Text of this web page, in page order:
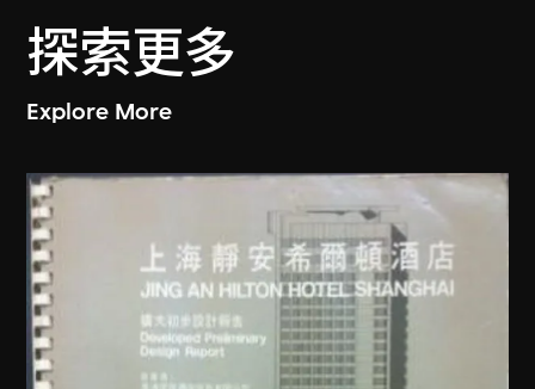
探索更多
Explore More